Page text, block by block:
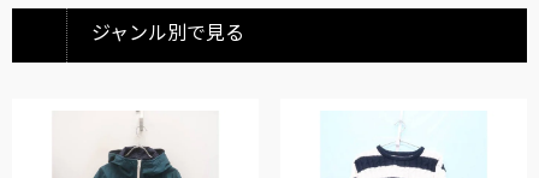
ジャンル別で見る